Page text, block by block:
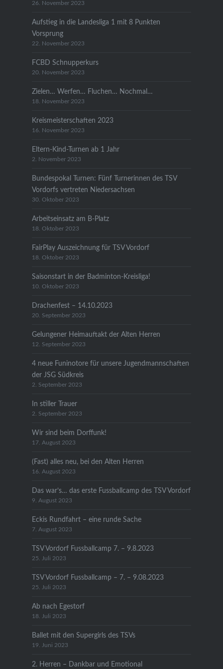
26. November 2023
Aufstieg in die Landesliga 1 mit 8 Punkten
Vorsprung
22. November 2023
FCBD Schnupperkurs
20. November 2023
Zielen… Werfen… Fluchen… Nochmal…
18. November 2023
Kreismeisterschaften 2023
16. November 2023
Eltern-Kind-Turnen ab 1 Jahr
2. November 2023
Bundespokal Turnen: Fünf Turnerinnen des TSV
Vordorfs vertreten Niedersachsen
30. Oktober 2023
Arbeitseinsatz am B-Platz
18. Oktober 2023
FairPlay Auszeichnung für TSV Vordorf
18. Oktober 2023
Saisonstart in der Badminton-Kreisliga!
10. Oktober 2023
Drachenfest – 14.10.2023
20. September 2023
Gelungener Heimauftakt der Alten Herren
12. September 2023
4 neue Funinotore für unsere Jugendmannschaften
der JSG Südkreis
2. September 2023
In stiller Trauer
2. September 2023
Wir sind beim Dorffunk!
17. August 2023
(Fast) alles neu, bei den Alten Herren
16. August 2023
Das war’s… das erste Fussballcamp des TSV Vordorf
9. August 2023
Eckis Rundfahrt – eine runde Sache
7. August 2023
TSV Vordorf Fussballcamp 7. – 9.8.2023
25. Juli 2023
TSV Vordorf Fussballcamp – 7. – 9.08.2023
25. Juli 2023
Ab nach Egestorf
18. Juli 2023
Ballet mit den Supergirls des TSVs
19. Juni 2023
2. Herren – Dankbar und Emotional